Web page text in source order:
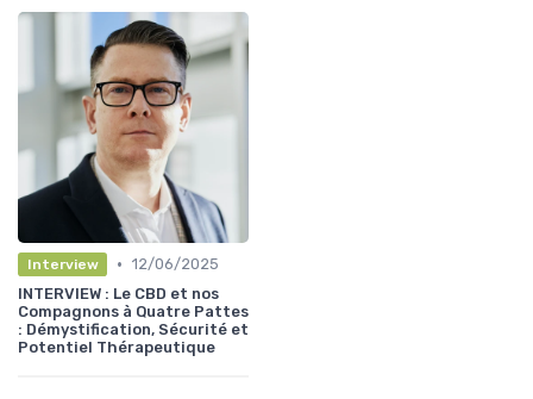
Interview • 12/06/2025
INTERVIEW : Le CBD et nos
Compagnons à Quatre Pattes
: Démystification, Sécurité et
Potentiel Thérapeutique